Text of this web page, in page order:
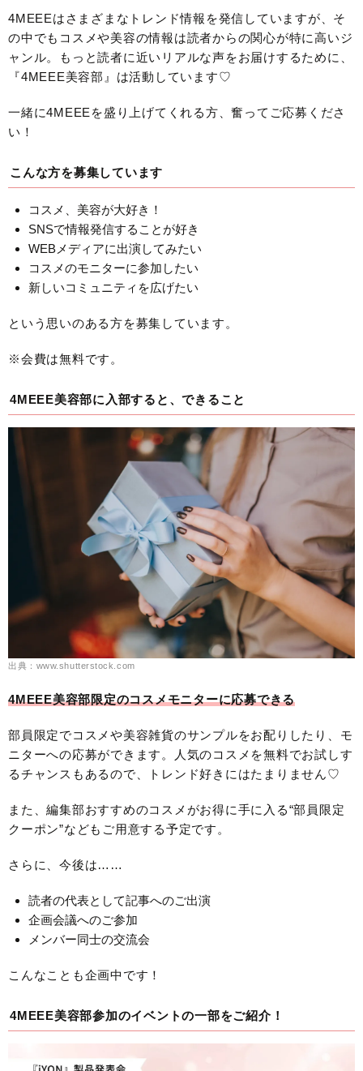
4MEEEはさまざまなトレンド情報を発信していますが、そ
の中でもコスメや美容の情報は読者からの関心が特に高いジ
ャンル。もっと読者に近いリアルな声をお届けするために、
『4MEEE美容部』は活動しています♡
一緒に4MEEEを盛り上げてくれる方、奮ってご応募くださ
い！
こんな方を募集しています
コスメ、美容が大好き！
SNSで情報発信することが好き
WEBメディアに出演してみたい
コスメのモニターに参加したい
新しいコミュニティを広げたい
という思いのある方を募集しています。
※会費は無料です。
4MEEE美容部に入部すると、できること
出典：www.shutterstock.com
4MEEE美容部限定のコスメモニターに応募できる
部員限定でコスメや美容雑貨のサンプルをお配りしたり、モ
ニターへの応募ができます。人気のコスメを無料でお試しす
るチャンスもあるので、トレンド好きにはたまりません♡
また、編集部おすすめのコスメがお得に手に入る“部員限定
クーポン”などもご用意する予定です。
さらに、今後は……
読者の代表として記事へのご出演
企画会議へのご参加
メンバー同士の交流会
こんなことも企画中です！
4MEEE美容部参加のイベントの一部をご紹介！